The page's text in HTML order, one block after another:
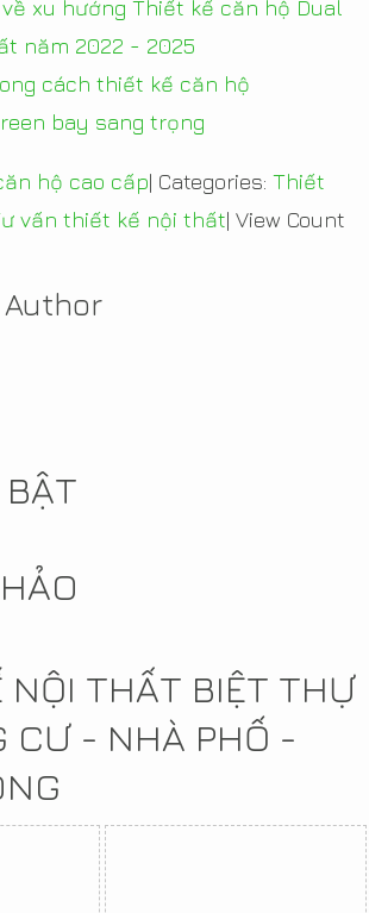
xu hướng Thiết kế căn hộ Dual
năm 2022 - 2025
cách thiết kế căn hộ
bay sang trọng
hộ cao cấp| Categories: Thiết
vấn thiết kế nội thất| View Count
NỘI THẤT BIỆT THỰ
CƯ - NHÀ PHỐ -